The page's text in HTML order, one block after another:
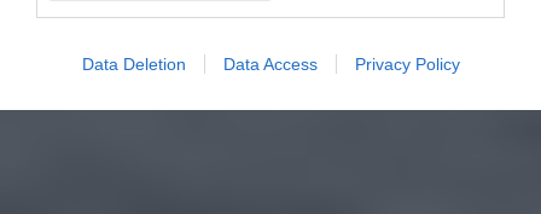
Data Deletion Data Access Privacy Policy